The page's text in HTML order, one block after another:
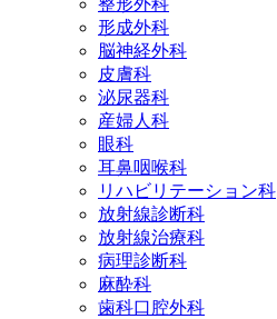
形成外科
脳神経外科
皮膚科
泌尿器科
産婦人科
眼科
耳鼻咽喉科
リハビリテーション科
放射線診断科
放射線治療科
病理診断科
麻酔科
歯科口腔外科